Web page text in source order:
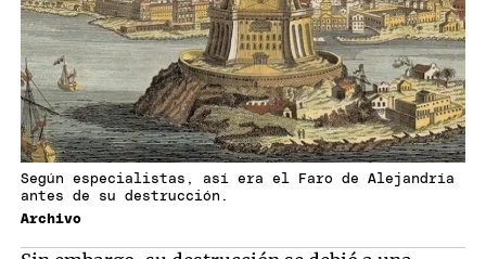
Según especialistas, así era el Faro de Alejandría
antes de su destrucción.
Archivo